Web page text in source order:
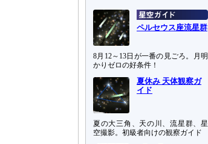
ペルセウス座流星群
8月12～13日が一番の見ごろ。月明
かりゼロの好条件！
夏休み 天体観察ガ
イド
夏の大三角、天の川、流星群、星
空撮影。初級者向けの観察ガイド